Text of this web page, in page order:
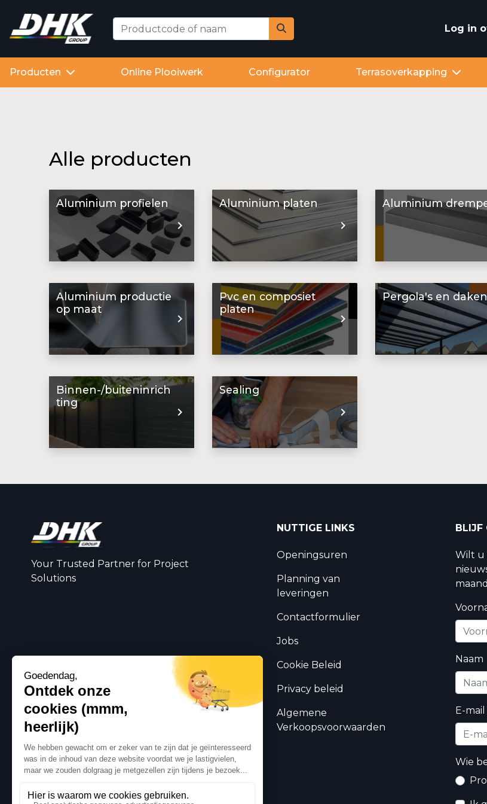
Log in
Producten Online Plooiwerk Configurator Terrasoverkapping
Alle producten
Aluminium profielen Aluminium platen Aluminium
Aluminium productie
op maat
Pvc en composiet
platen
Pergola's en
Binnen-/buiteninrich
ting
Sealing
Your Trusted Partner for Project
Solutions
NUTTIGE LINKS
Openingsuren
Planning van
leveringen
Contactformulier
Jobs
Cookie Beleid
Privacy beleid
Algemene
Verkoopsvoorwaarden
BLIJF
Wilt u
Naam
E-mail
Wie